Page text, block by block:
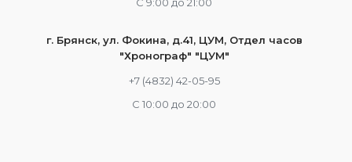
г. Брянск, ул. Фокина, д.41, ЦУМ, Отдел часов
"Хронограф" "ЦУМ"
+7 (4832) 42-05-95
С 10:00 до 20:00